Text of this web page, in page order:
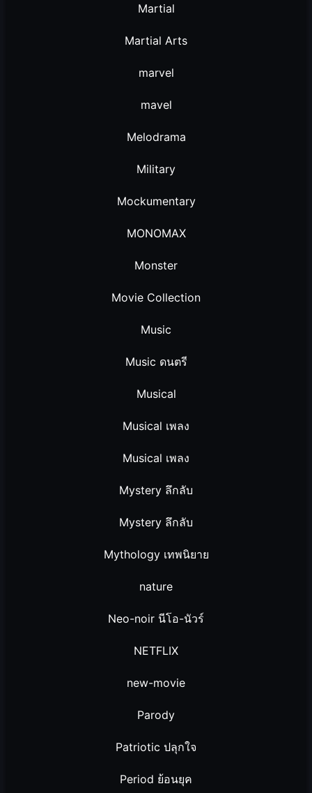
Martial
Martial Arts
marvel
mavel
Melodrama
Military
Mockumentary
MONOMAX
Monster
Movie Collection
Music
Music ดนตรี
Musical
Musical เพลง
Musical เพลง
Mystery ลึกลับ
Mystery ลึกลับ
Mythology เทพนิยาย
nature
Neo-noir นีโอ-นัวร์
NETFLIX
new-movie
Parody
Patriotic ปลุกใจ
Period ย้อนยุค